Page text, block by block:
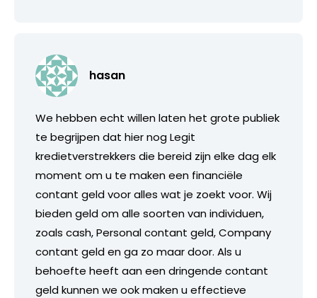
hasan
We hebben echt willen laten het grote publiek
te begrijpen dat hier nog Legit
kredietverstrekkers die bereid zijn elke dag elk
moment om u te maken een financiële
contant geld voor alles wat je zoekt voor. Wij
bieden geld om alle soorten van individuen,
zoals cash, Personal contant geld, Company
contant geld en ga zo maar door. Als u
behoefte heeft aan een dringende contant
geld kunnen we ook maken u effectieve